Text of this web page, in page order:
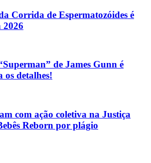
Corrida de Espermatozóides é
de James Gunn é
detalhes!
com ação coletiva na Justiça
Reborn por plágio